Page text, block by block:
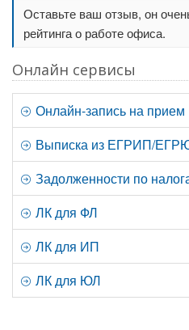
Оставьте ваш отзыв, он
рейтинга о работе офиса.
Онлайн сервисы
Онлайн-запись на прием
Выписка из ЕГРИП/
Задолженности по
ЛК для ФЛ
ЛК для ИП
ЛК для ЮЛ